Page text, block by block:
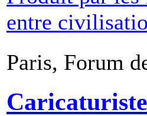
entre
Paris, Forum